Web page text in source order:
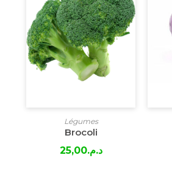
Légumes
Brocoli
د.م.25,00